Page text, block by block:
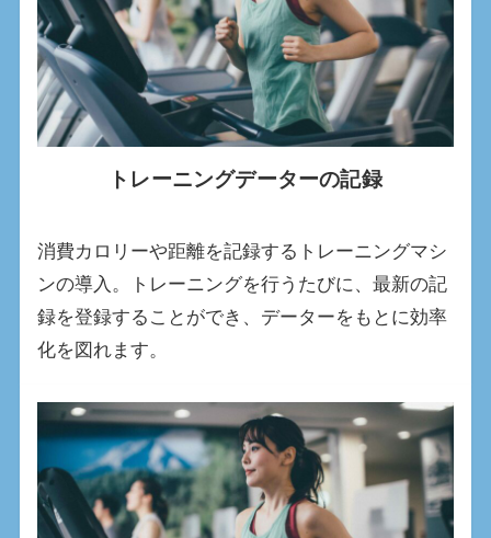
トレーニングデーターの記録
消費カロリーや距離を記録するトレーニングマシ
ンの導入。トレーニングを行うたびに、最新の記
録を登録することができ、データーをもとに効率
化を図れます。